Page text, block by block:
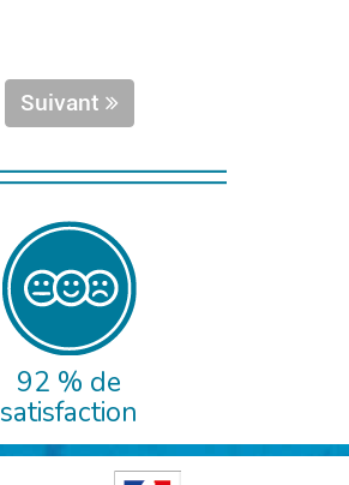
Suivant
92 % de
satisfaction